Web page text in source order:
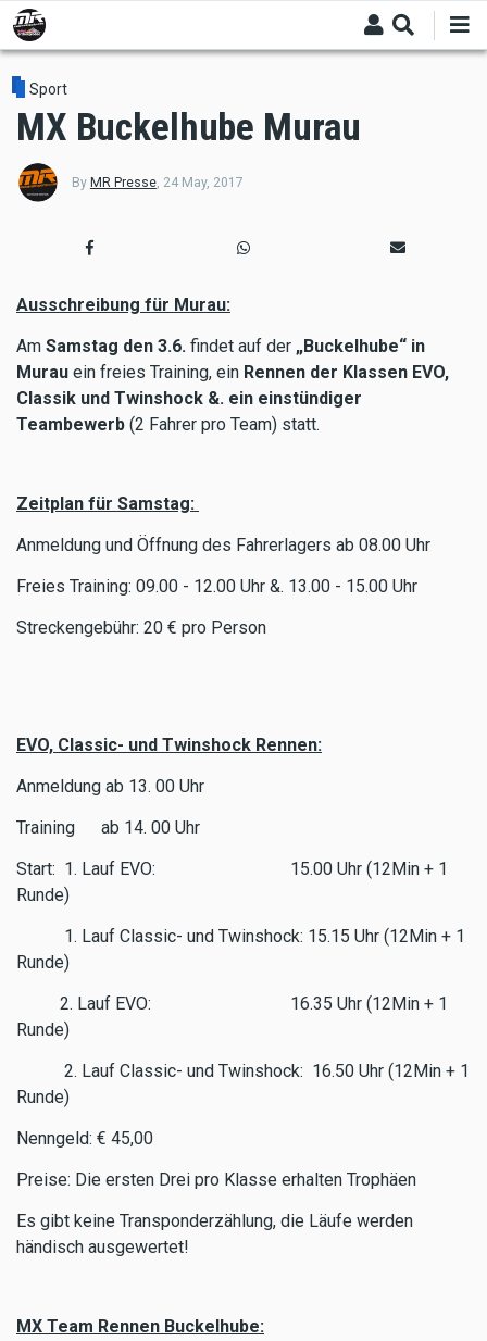
Skip
to
main
content
Sport
MX Buckelhube Murau
By MR Presse, 24 May, 2017
Ausschreibung für Murau:
Am Samstag den 3.6. findet auf der „Buckelhube“ in
Murau ein freies Training, ein Rennen der Klassen EVO,
Classik und Twinshock &. ein einstündiger
Teambewerb (2 Fahrer pro Team) statt.
Zeitplan für Samstag:
Anmeldung und Öffnung des Fahrerlagers ab 08.00 Uhr
Freies Training: 09.00 - 12.00 Uhr &. 13.00 - 15.00 Uhr
Streckengebühr: 20 € pro Person
EVO, Classic- und Twinshock Rennen:
Anmeldung ab 13. 00 Uhr
Training ab 14. 00 Uhr
Start: 1. Lauf EVO: 15.00 Uhr (12Min + 1
Runde)
1. Lauf Classic- und Twinshock: 15.15 Uhr (12Min + 1
Runde)
2. Lauf EVO: 16.35 Uhr (12Min + 1
Runde)
2. Lauf Classic- und Twinshock: 16.50 Uhr (12Min + 1
Runde)
Nenngeld: € 45,00
Preise: Die ersten Drei pro Klasse erhalten Trophäen
Es gibt keine Transponderzählung, die Läufe werden
händisch ausgewertet!
MX Team Rennen Buckelhube: